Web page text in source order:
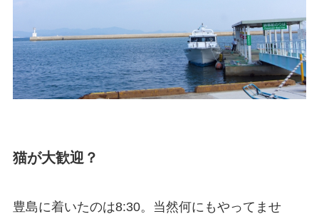
猫が大歓迎？
豊島に着いたのは8:30。当然何にもやってませ